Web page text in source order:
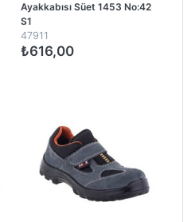
Ayakkabısı Süet 1453 No:42
S1
47911
₺616,00